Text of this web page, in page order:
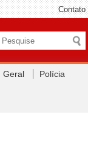
Contato
Geral
Polícia